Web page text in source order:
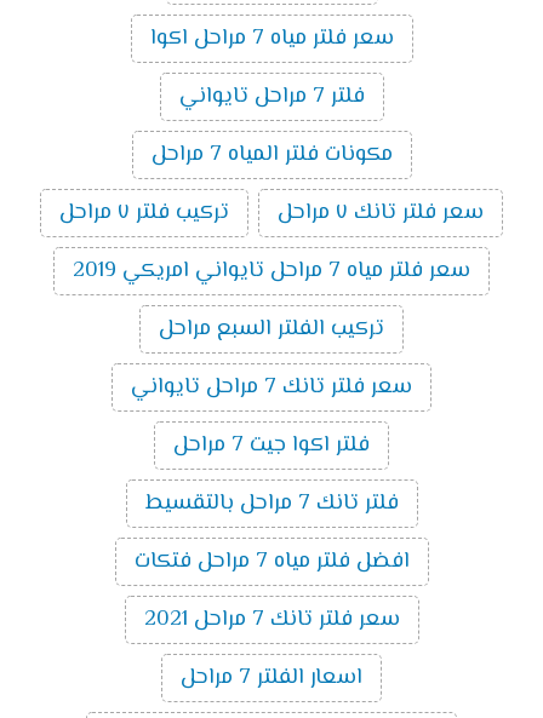
سعر فلتر مياه 7 مراحل اكوا
فلتر 7 مراحل تايواني
مكونات فلتر المياه 7 مراحل
سعر فلتر تانك ٧ مراحل
تركيب فلتر ٧ مراحل
سعر فلتر مياه 7 مراحل تايواني امريكي 2019
تركيب الفلتر السبع مراحل
سعر فلتر تانك 7 مراحل تايواني
فلتر اكوا جيت 7 مراحل
فلتر تانك 7 مراحل بالتقسيط
افضل فلتر مياه 7 مراحل فتكات
سعر فلتر تانك 7 مراحل 2021
اسعار الفلتر 7 مراحل